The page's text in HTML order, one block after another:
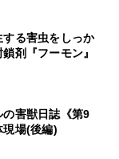
る害虫をしっか
剤『フーモン』
の害獣日誌《第9
現場(後編)